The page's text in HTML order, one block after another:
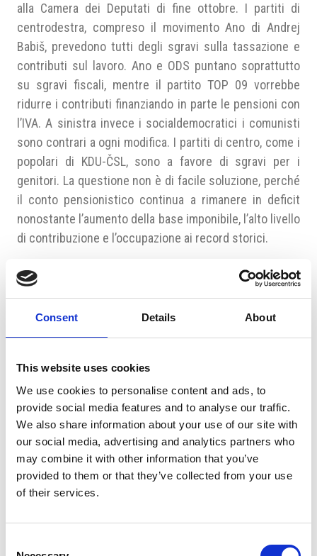
Consent Details About
This website uses cookies
We use cookies to personalise content and ads, to
provide social media features and to analyse our traffic.
We also share information about your use of our site with
our social media, advertising and analytics partners who
may combine it with other information that you’ve
provided to them or that they’ve collected from your use
of their services.
alla Camera dei Deputati di fine ottobre. I partiti di
centrodestra, compreso il movimento Ano di Andrej
Babiš, prevedono tutti degli sgravi sulla tassazione e
contributi sul lavoro. Ano e ODS puntano soprattutto
su sgravi fiscali, mentre il partito TOP 09 vorrebbe
ridurre i contributi finanziando in parte le pensioni con
l’IVA. A sinistra invece i socialdemocratici i comunisti
sono contrari a ogni modifica. I partiti di centro, come i
popolari di KDU-ČSL, sono a favore di sgravi per i
genitori. La questione non è di facile soluzione, perché
il conto pensionistico continua a rimanere in deficit
nonostante l’aumento della base imponibile, l’alto livello
di contribuzione e l’occupazione ai record storici.
Fonte: Camic
Fonte fotografia: Pixabay
Suggeriti per te